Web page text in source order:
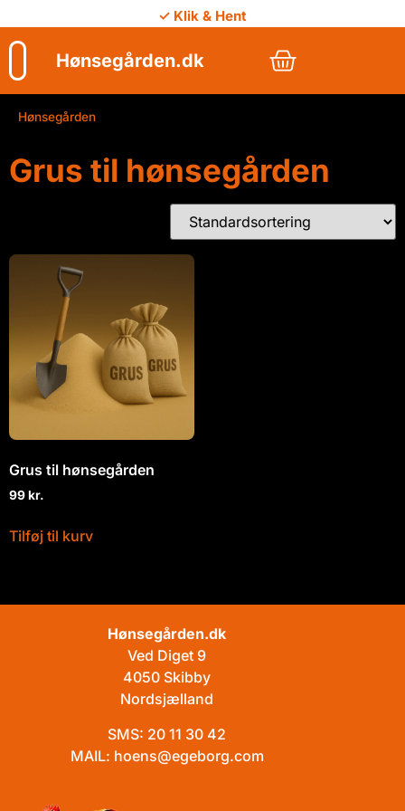
✓ Klik & Hent
Hønsegården.dk
Hønsegården
Grus til hønsegården
Grus til hønsegården
99kr.
Tilføj til kurv
Hønsegården.dk
Ved Diget 9
4050 Skibby
Nordsjælland
SMS: 20 11 30 42
MAIL: hoens@egeborg.com